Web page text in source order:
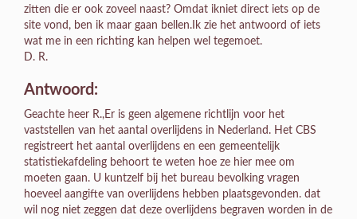
zitten die er ook zoveel naast? Omdat ikniet direct iets op de
site vond, ben ik maar gaan bellen.Ik zie het antwoord of iets
wat me in een richting kan helpen wel tegemoet.
D. R.
Antwoord:
Geachte heer R.,Er is geen algemene richtlijn voor het
vaststellen van het aantal overlijdens in Nederland. Het CBS
registreert het aantal overlijdens en een gemeentelijk
statistiekafdeling behoort te weten hoe ze hier mee om
moeten gaan. U kuntzelf bij het bureau bevolking vragen
hoeveel aangifte van overlijdens hebben plaatsgevonden. dat
wil nog niet zeggen dat deze overlijdens begraven worden in de